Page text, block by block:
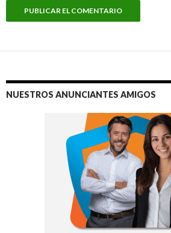
NUESTROS ANUNCIANTES AMIGOS